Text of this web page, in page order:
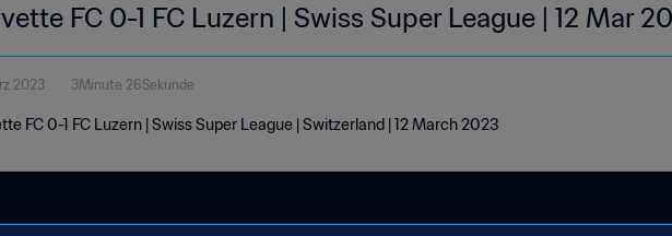
FC 0-1 FC Luzern | Swiss Super League | 12 Mar
2023 3Minute 26Sekunde
FC 0-1 FC Luzern | Swiss Super League | Switzerland | 12 March 2023